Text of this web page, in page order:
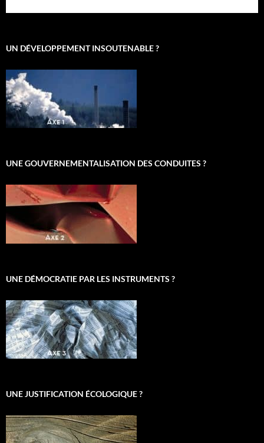
UN DÉVELOPPEMENT INSOUTENABLE ?
UNE GOUVERNEMENTALISATION DES CONDUITES ?
UNE DÉMOCRATIE PAR LES INSTRUMENTS ?
UNE JUSTIFICATION ÉCOLOGIQUE ?